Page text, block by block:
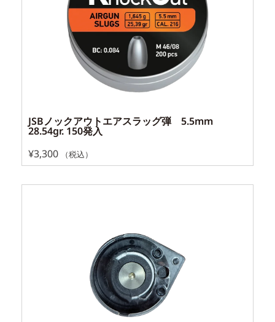
JSBノックアウトエアスラッグ弾 5.5mm
28.54gr. 150発入
¥3,300 （税込）